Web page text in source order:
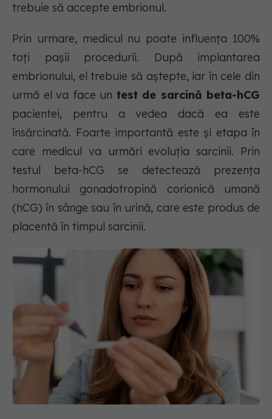
trebuie să accepte embrionul.
Prin urmare, medicul nu poate influența 100%
toți pașii procedurii. După implantarea
embrionului, el trebuie să aștepte, iar în cele din
urmă el va face un test de sarcină beta-hCG
pacientei, pentru a vedea dacă ea este
însărcinată. Foarte importantă este și etapa în
care medicul va urmări evoluția sarcinii. Prin
testul beta-hCG se detectează prezența
hormonului gonadotropină corionică umană
(hCG) în sânge sau în urină, care este produs de
placentă în timpul sarcinii.